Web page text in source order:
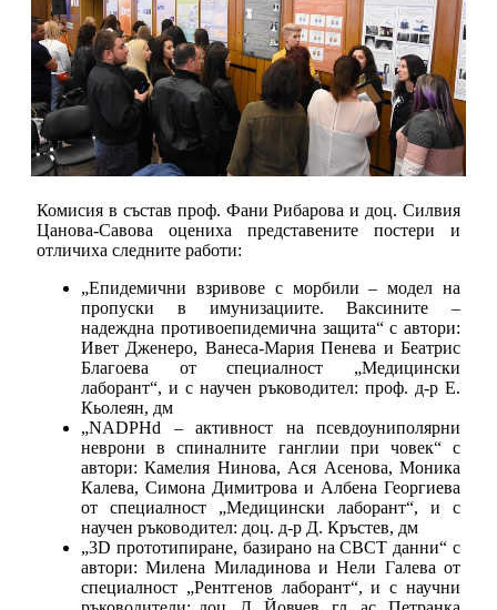
Комисия в състав проф. Фани Рибарова и доц. Силвия
Цанова-Савова оцениха представените постери и
отличиха следните работи:
„Епидемични взривове с морбили – модел на
пропуски в имунизациите. Ваксините –
надеждна противоепидемична защита“ с автори:
Ивет Дженеро, Ванеса-Мария Пенева и Беатрис
Благоева от специалност „Медицински
лаборант“, и с научен ръководител: проф. д-р Е.
Кьолеян, дм
„NADPHd – активност на псевдоуниполярни
неврони в спиналните ганглии при човек“ с
автори: Камелия Нинова, Ася Асенова, Моника
Калева, Симона Димитрова и Албена Георгиева
от специалност „Медицински лаборант“, и с
научен ръководител: доц. д-р Д. Кръстев, дм
„3D прототипиране, базирано на СВСТ данни“ с
автори: Милена Миладинова и Нели Галева от
специалност „Рентгенов лаборант“, и с научни